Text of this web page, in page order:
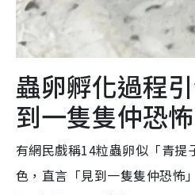
蟲卵孵化過程
到一隻隻仲恐怖
有網民戲稱14粒蟲卵似「青提
色，直言「見到一隻隻仲恐怖